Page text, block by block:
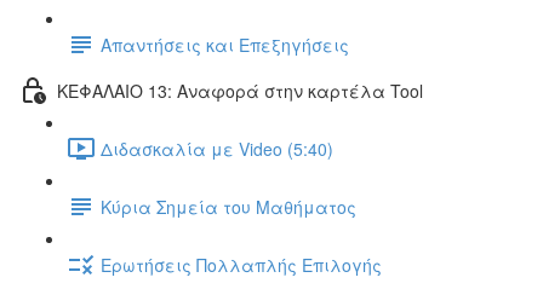
Απαντήσεις και Επεξηγήσεις
ΚΕΦΑΛΑΙΟ 13: Αναφορά στην καρτέλα Tool
Διδασκαλία με Video (5:40)
Κύρια Σημεία του Μαθήματος
Ερωτήσεις Πολλαπλής Επιλογής